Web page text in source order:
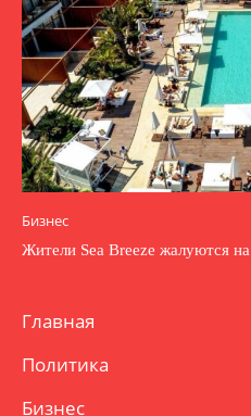
Бизнес
Жители Sea Breeze жалуются
Главная
Политика
Бизнес